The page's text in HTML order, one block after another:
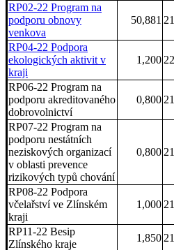
RP02-22 Program na
podporu obnovy
venkova
50,881
RP04-22 Podpora
ekologických aktivit v
kraji
1,200
RP06-22 Program na
podporu akreditovaného
dobrovolnictví
0,800
RP07-22 Program na
podporu nestátních
neziskových organizací
v oblasti prevence
rizikových typů chování
0,800
RP08-22 Podpora
včelařství ve Zlínském
kraji
1,000
RP11-22 Besip
Zlínského kraje
1,850